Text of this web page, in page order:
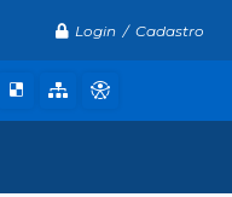
Login / Cadastro